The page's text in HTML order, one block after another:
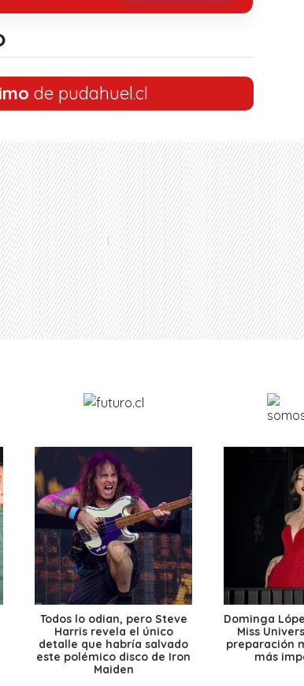
de pudahuel.cl
Todos lo odian, pero Steve
Harris revela el único
detalle que habría salvado
este polémico disco de Iron
Maiden
Dominga
Miss
preparación
más